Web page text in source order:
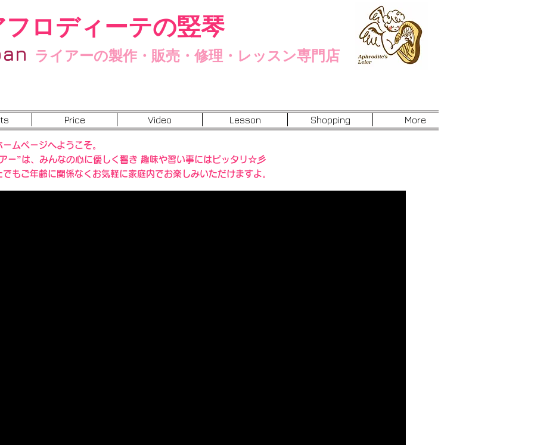
フロディーテの竪琴
ライアーの製作・販売・修理・レッスン専門店
Price Video Lesson Shopping More
ムページへようこそ。
ー”は、みんなの心に優しく響き 趣味や習い事にはピッタリ☆彡
もご年齢に関係なくお気軽に家庭内でお楽しみいただけますよ。